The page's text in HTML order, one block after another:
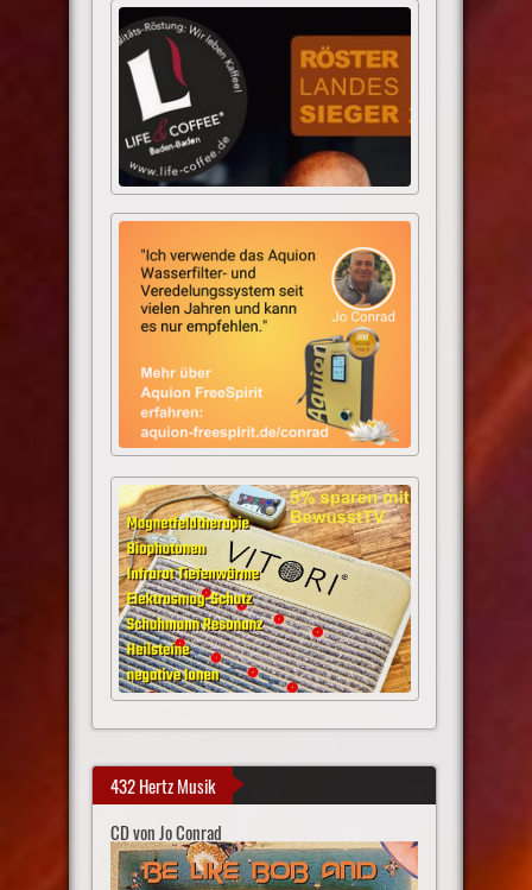
432 Hertz Musik
CD von Jo Conrad